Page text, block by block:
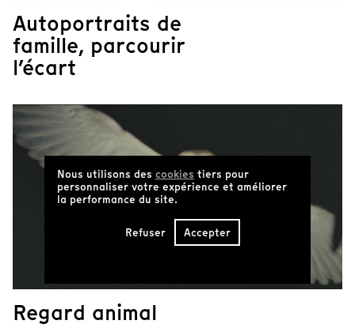
Autoportraits de
famille, parcourir
l’écart
Regard animal
Nous utilisons des cookies tiers pour
personnaliser votre expérience et améliorer
la performance du site.
Refuser Accepter